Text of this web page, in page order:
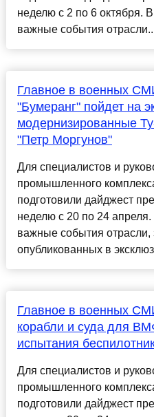
неделю с 2 по 6 октября.
важные события
Главное в военных
"Бумеранг" пойдет на
модернизированные
"Петр Моргунов"
Для специалистов и
промышленного
подготовили дайджест
неделю с 20 по 24
важные события
опубликованных в
Главное в военных
корабли и суда для
испытания
Для специалистов и
промышленного
подготовили дайджест